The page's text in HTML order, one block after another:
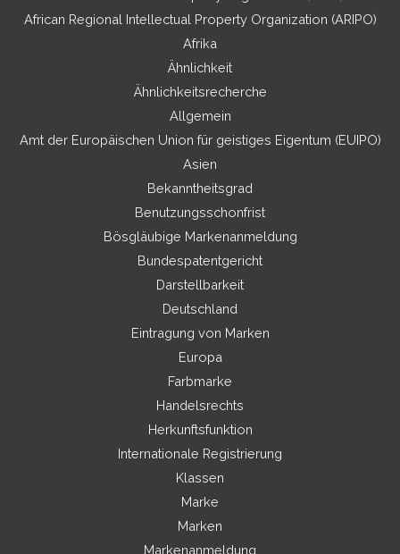
African Regional Intellectual Property Organization (ARIPO)
Afrika
Ähnlichkeit
Ähnlichkeitsrecherche
Allgemein
Amt der Europäischen Union für geistiges Eigentum (EUIPO)
Asien
Bekanntheitsgrad
Benutzungsschonfrist
Bösgläubige Markenanmeldung
Bundespatentgericht
Darstellbarkeit
Deutschland
Eintragung von Marken
Europa
Farbmarke
Handelsrechts
Herkunftsfunktion
Internationale Registrierung
Klassen
Marke
Marken
Markenanmeldung